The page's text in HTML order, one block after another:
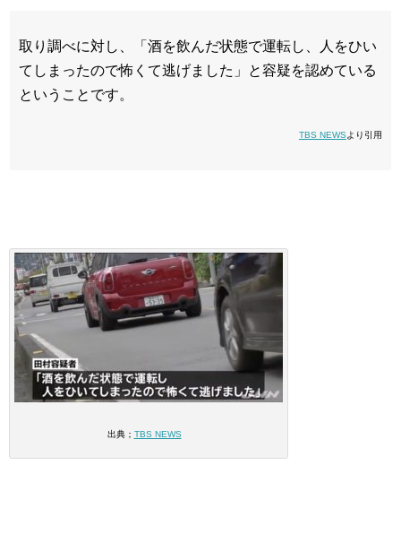
取り調べに対し、「酒を飲んだ状態で運転し、人をひい
てしまったので怖くて逃げました」と容疑を認めている
ということです。
TBS NEWSより引用
出典； TBS NEWS